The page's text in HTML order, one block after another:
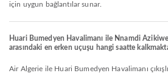
için uygun bağlantılar sunar.
Huari Bumedyen Havalimanı ile Nnamdi
arasındaki en erken uçuşu hangi saatte
Air Algerie ile Huari Bumedyen Havalimanı çıkışlı Nnamdi Azikiwe Uluslararası